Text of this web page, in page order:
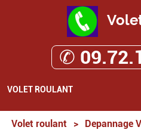
✆
VOLET ROULANT
Volet roulant > Depannage